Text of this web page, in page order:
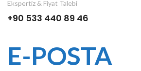
Ekspertiz & Fiyat Talebi
+90 533 440 89 46
E-POSTA